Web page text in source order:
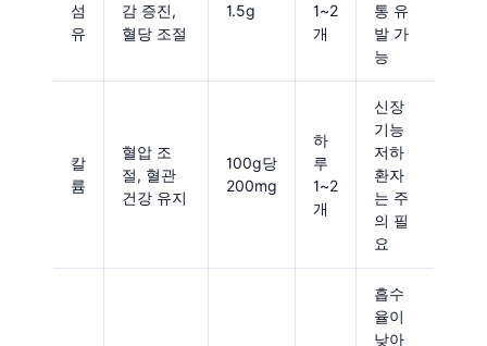
섬
유
감 증진,
혈당 조절
1.5g
1~2
개
통 유
발 가
능
칼
륨
혈압 조
절, 혈관
건강 유지
100g당
200mg
하
루
1~2
개
신장
기능
저하
환자
는 주
의 필
요
흡수
율이
낮아